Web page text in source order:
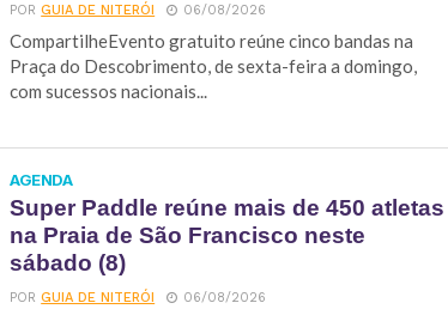
PORGUIA DE NITERÓI 06/08/2026
CompartilheEvento gratuito reúne cinco bandas na
Praça do Descobrimento, de sexta-feira a domingo,
com sucessos nacionais...
AGENDA
Super Paddle reúne mais de 450 atletas
na Praia de São Francisco neste
sábado (8)
PORGUIA DE NITERÓI 06/08/2026